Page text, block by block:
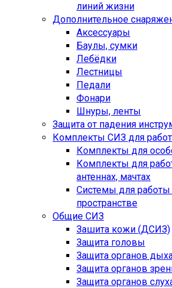
линий жизни
Дополнительное
Аксессуары
Баулы, сумки
Лебёдки
Лестницы
Педали
Фонари
Шнуры, ленты
Защита от падения
Комплекты СИЗ для
Комплекты для
Комплекты для
антеннах, мачтах
Системы для
пространстве
Общие СИЗ
Зашита кожи (ДСИЗ)
Защита головы
Защита органов
Защита органов
Защита органов